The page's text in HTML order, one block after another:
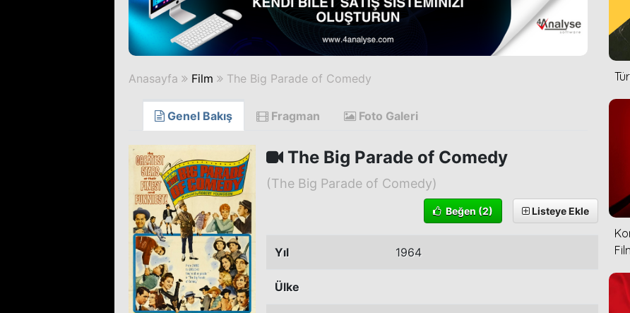
Anasayfa Film The Big Parade of Comedy
Genel Bakış Fragman Foto Galeri
The Big Parade of Comedy
(The Big Parade of Comedy)
Beğen (2) Listeye Ekle
Yıl 1964
Ülke